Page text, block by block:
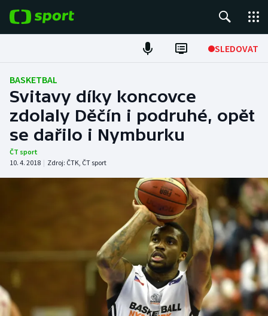
SLEDOVAT
Fotbal
Hokej
Tenis
Atletika
Basketbal
Historické návraty
BASKETBAL
Svitavy díky koncovce
zdolaly Děčín i podruhé, opět
se dařilo i Nymburku
ČT sport
10. 4. 2018 | Zdroj: ČTK, ČT sport